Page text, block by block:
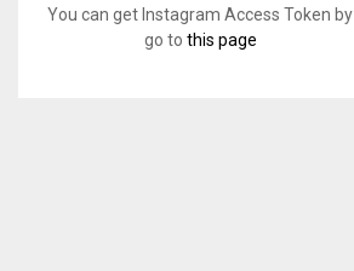
You can get Instagram Access Token by
go to this page